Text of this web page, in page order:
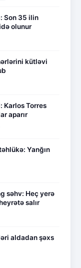
Son 35 ilin
olunur
kütləvi
Karlos Torres
aparır
Yanğın
səhv: Heç yerə
salır
aldadan şəxs